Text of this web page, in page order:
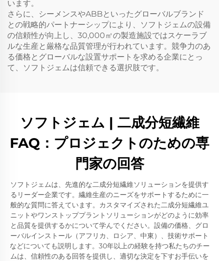
います。
さらに、シーメンスやABBといったグローバルブランド
との戦略的パートナーシップにより、ソフトジェムの設備
の信頼性が向上し、30,000㎡の製造施設ではスケーラブ
ルな生産と厳格な品質管理が行われています。競争力のあ
る価格とグローバルな設置サポートを求める企業にとっ
て、ソフトジェムは信頼できる選択肢です。
ソフトジェム | 二成分短繊維
FAQ：プロジェクトのための専
門家の回答
ソフトジェムは、先進的な二成分短繊維ソリューションを提供す
るリーダー企業です。繊維生産のニーズをサポートするために一
般的な質問に答えています。カスタマイズされた二成分短繊維ユ
ニットやワンストッププラントソリューションがどのように効率
と品質を提供するかについて学んでください。設備の価格、グロ
ーバルインストール（アフリカ、ロシア、中東）、技術サポート
などについても説明します。30年以上の経験を持つ私たちのチー
ムは、信頼性のある回答を提供し、適切な決定を下すお手伝いを